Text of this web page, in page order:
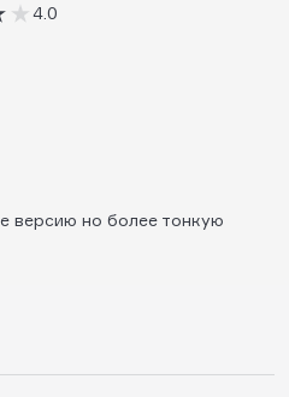
4.0
версию но более тонкую